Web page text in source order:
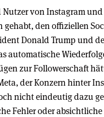
von Instagram und
gehabt, den offiziellen
Donald Trump und
automatische
zur Followerschaft
der Konzern hinter
nicht eindeutig dazu
Fehler oder absichtliche